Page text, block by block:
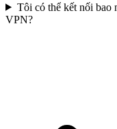
Tôi có thể kết nối bao
VPN?